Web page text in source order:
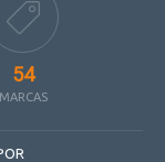
54
MARCAS